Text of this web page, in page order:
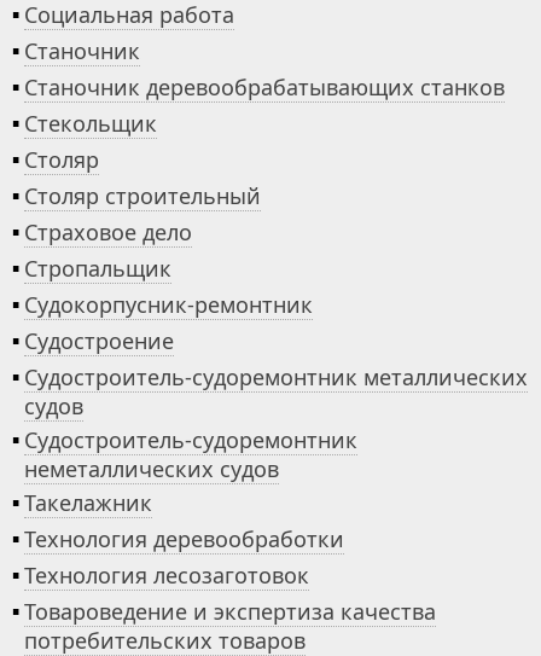
▪ Социальная работа
▪ Станочник
▪ Станочник деревообрабатывающих станков
▪ Стекольщик
▪ Столяр
▪ Столяр строительный
▪ Страховое дело
▪ Стропальщик
▪ Судокорпусник-ремонтник
▪ Судостроение
▪ Судостроитель-судоремонтник металлических
судов
▪ Судостроитель-судоремонтник
неметаллических судов
▪Такелажник
▪Технология деревообработки
▪Технология лесозаготовок
▪Товароведение и экспертиза качества
потребительских товаров